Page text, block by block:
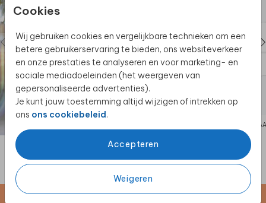
Cookies
Wij gebruiken cookies en vergelijkbare technieken om een
betere gebruikerservaring te bieden, ons websiteverkeer
en onze prestaties te analyseren en voor marketing- en
sociale mediadoeleinden (het weergeven van
gepersonaliseerde advertenties).
Je kunt jouw toestemming altijd wijzigen of intrekken op
ons ons cookiebeleid.
Accepteren
Weigeren